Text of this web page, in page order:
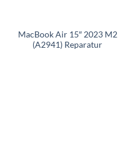
MacBook Air 15″ 2023 M2
(A2941) Reparatur